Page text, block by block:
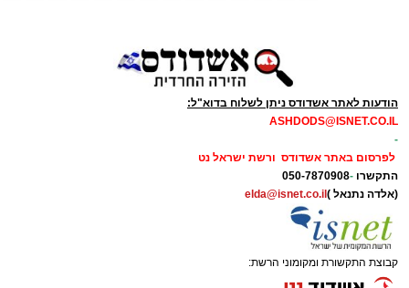
הודעות לאתר אשדודס ניתן לשלוח בדוא"ל:
ASHDODS@ISNET.CO.IL
-
לפרסום באתר אשדודס ורשת ישראל נט
התקשרו -
050-7870908
(אלדה נתנאל ) elda@isnet.co.il
קבוצת התקשורת ומקומוני הרשת: